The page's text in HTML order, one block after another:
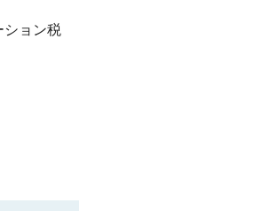
ション税